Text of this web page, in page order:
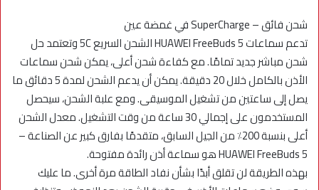
شحن فائق – SuperCharge في غمضة عين
تدعم سماعات HUAWEI FreeBuds 5 الشحن السريع 5C وتعتمد حل
شحن مباشر جديد تمامًا. مع كفاءة شحن أعلى، يمكن شحن سماعات
الأذن بالكامل خلال 20 دقيقة. يمكن أن يدعم الشحن لمدة 5 دقائق ما
يصل إلى ساعتين من تشغيل الموسيقى. ومع علبة الشحن، سيحصل
المستخدمون على إجمالي 30 ساعة من وقت التشغيل. معدل الشحن
أعلى بنسبة 200٪ من الجيل السابق، متقدمًا بفارق كبير عن الصناعة –
HUAWEI FreeBuds 5 هو سماعة أذن رائدة مفتوحة.
بهذه الطريقة لن تقلق أبدًا بشأن نفاد الطاقة مرة أخرى. ما عليك